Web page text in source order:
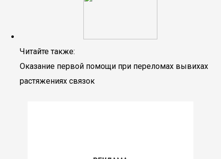
Читайте также:
Оказание первой помощи при переломах вывихах
растяжениях связок